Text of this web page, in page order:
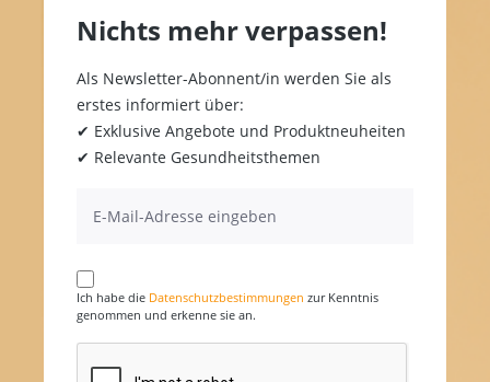
Nichts mehr verpassen!
Als Newsletter-Abonnent/in werden Sie als
erstes informiert über:
✔ Exklusive Angebote und Produktneuheiten
✔ Relevante Gesundheitsthemen
Ich habe die Datenschutzbestimmungen zur Kenntnis
genommen und erkenne sie an.